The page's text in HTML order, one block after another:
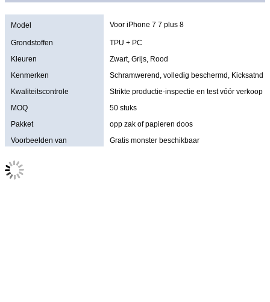
Model Voor iPhone 7 7 plus 8
Grondstoffen
TPU + PC
Kleuren
Zwart, Grijs, Rood
Kenmerken
Schramwerend, volledig beschermd, Kicksatnd
Kwaliteitscontrole
Strikte productie-inspectie en test vóór verkoop
MOQ
50 stuks
Pakket
opp zak of papieren doos
Voorbeelden van
Gratis monster beschikbaar